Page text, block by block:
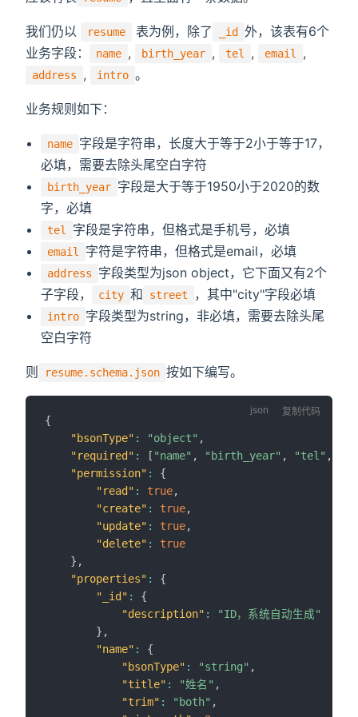
我们仍以 resume 表为例，除了 _id
外，该表有6个
业务字段：
name , birth_year , tel , email ,
address , intro 。
业务规则如下：
name 字段是字符串，长度大于等于2小于等于17，
必填，需要去除头尾空白字符
birth_year 字段是大于等于1950小于2020的数
字，必填
tel 字段是字符串，但格式是手机号，必填
email 字符是字符串，但格式是email，必填
address
字段类型为json object，它下面又有2个
子字段，
city 和 street ，其中"city"字段必填
intro 字段类型为string，非必填，需要去除头尾
空白字符
则 resume.schema.json 按如下编写。
{
"bsonType" : "object" ,
"required" : [ "name" , "birth_year" , "tel" ,
"permission" :
{
"read" : true,
"create" : true,
"update" : true,
"delete" :
true
} ,
"properties" :
{
"_id" :
{
"description" :
"ID，系统自动生成"
} ,
"name" :
{
"bsonType" : "string" ,
"title" : "姓名" ,
"trim" : "both" ,
复制代码